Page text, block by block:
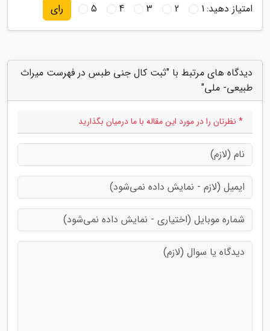
امتیاز دهید:1
2
3
4
5 رای
دیدگاه های مرتبط با "ثبت کال جنی طبس در فهرست میراث
طبیعی- ملی"
* نظرتان را در مورد این مقاله با ما درمیان بگذارید